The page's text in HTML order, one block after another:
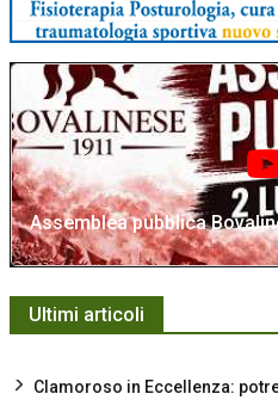
Assemblea pubblica
Ultimi articoli
Clamoroso in Eccellenza: